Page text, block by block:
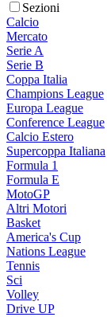
Sezioni
Calcio
Mercato
Serie A
Serie B
Coppa Italia
Champions League
Europa League
Conference League
Calcio Estero
Supercoppa Italiana
Formula 1
Formula E
MotoGP
Altri Motori
Basket
America's Cup
Nations League
Tennis
Sci
Volley
Drive UP